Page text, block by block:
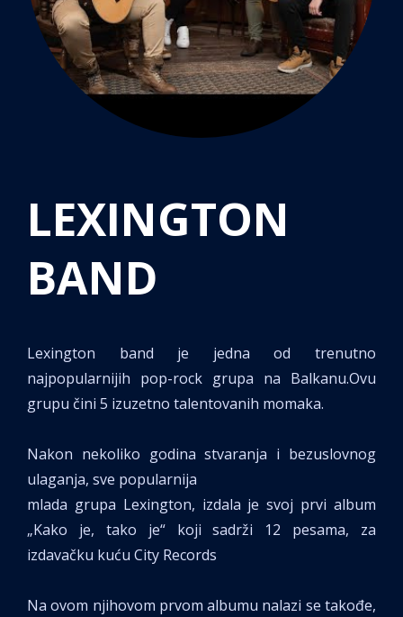
LEXINGTON
BAND
Lexington band je jedna od trenutno
najpopularnijih pop-rock grupa na Balkanu.Ovu
grupu čini 5 izuzetno talentovanih momaka.
Nakon nekoliko godina stvaranja i bezuslovnog
ulaganja, sve popularnija
mlada grupa Lexington, izdala je svoj prvi album
„Kako je, tako je“ koji sadrži 12 pesama, za
izdavačku kuću City Records
Na ovom njihovom prvom albumu nalazi se takođe,